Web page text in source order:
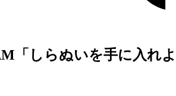
「しらぬいを手に入れ